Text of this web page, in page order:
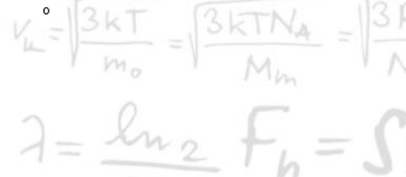
ο Συνέδριο τέθηκε υπό την αιγίδα της ΑΕ του
Την τελετή έναρξης παρακολούθησαν πολλοί
ο Πρόεδρος της Κυπριακής Μαθηματικής Εταιρείας
Στη συνέχεια πραγματοποιήθηκε βράβευση του
προσφορά του στη μαθηματική παιδεία.